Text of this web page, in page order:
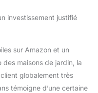
investissement justifié
sur Amazon et un
maisons de jardin, la
globalement très
témoigne d’une certaine